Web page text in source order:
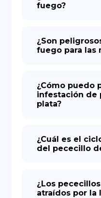
fuego?
¿Son
fuego para las
¿Cómo puedo
infestación de
plata?
¿Cuál es el
del pececillo
¿Los
atraídos por la